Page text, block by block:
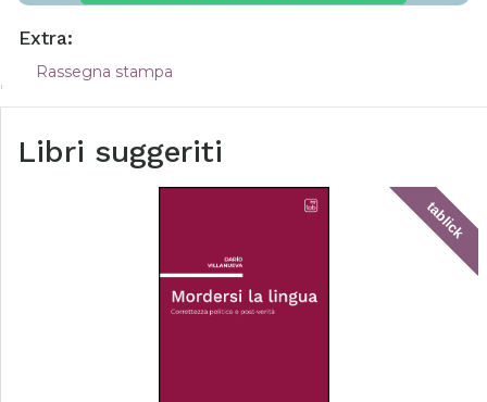
Extra:
Rassegna stampa
Libri suggeriti
tablick